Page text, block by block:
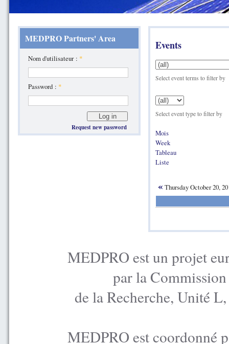
MEDPRO Partners' Area
Nom d'utilisateur : *
Password : *
Request new password
Events
Select event terms to filter by
Select event type to filter by
Mois
Week
Tableau
Liste
« Thursday October 20,
MEDPRO est un projet
par la
de la Recherche, Unité
MEDPRO est coordonné